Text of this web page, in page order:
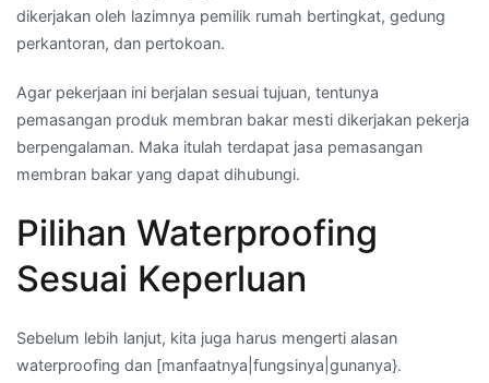
dikerjakan oleh lazimnya pemilik rumah bertingkat, gedung
perkantoran, dan pertokoan.
Agar pekerjaan ini berjalan sesuai tujuan, tentunya
pemasangan produk membran bakar mesti dikerjakan pekerja
berpengalaman. Maka itulah terdapat jasa pemasangan
membran bakar yang dapat dihubungi.
Pilihan Waterproofing
Sesuai Keperluan
Sebelum lebih lanjut, kita juga harus mengerti alasan
waterproofing dan [manfaatnya|fungsinya|gunanya}.